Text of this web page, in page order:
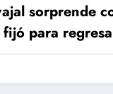
sorprende
para